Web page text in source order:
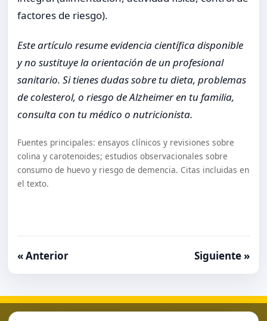
factores de riesgo).
Este artículo resume evidencia científica disponible
y no sustituye la orientación de un profesional
sanitario. Si tienes dudas sobre tu dieta, problemas
de colesterol, o riesgo de Alzheimer en tu familia,
consulta con tu médico o nutricionista.
Fuentes principales: ensayos clínicos y revisiones sobre
colina y carotenoides; estudios observacionales sobre
consumo de huevo y riesgo de demencia. Citas incluidas en
el texto.
« Anterior Siguiente »